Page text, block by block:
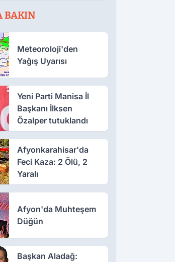
BAKIN
Meteoroloji'den
Yağış Uyarısı
Yeni Parti Manisa İl
Başkanı İlksen
Özalper tutuklandı
Afyonkarahisar'da
Feci Kaza: 2 Ölü, 2
Yaralı
Afyon'da Muhteşem
Düğün
Başkan Aladağ: